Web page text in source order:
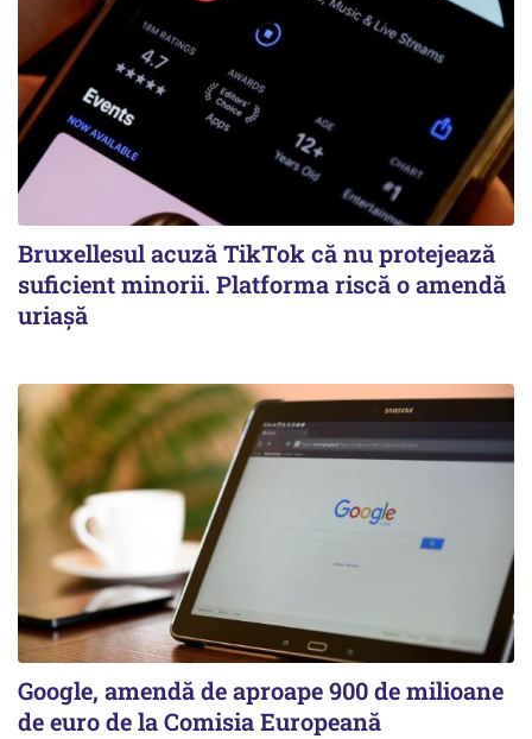
Bruxellesul acuză TikTok că nu protejează
suficient minorii. Platforma riscă o amendă
uriașă
Google, amendă de aproape 900 de milioane
de euro de la Comisia Europeană